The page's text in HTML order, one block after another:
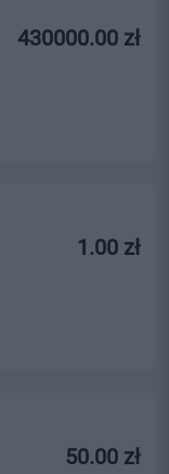
430000.00 zł
1.00 zł
50.00 zł